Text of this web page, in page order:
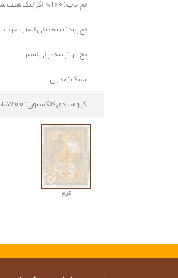
نخ خاب : 100% اکرلیک هیت ست
نخ پود : پنبه - پلی استر ، جوت
نخ تار : پنبه - پلی استر
سبک : مدرن
گروه بندی کلکسیون : 700شانه
کرم